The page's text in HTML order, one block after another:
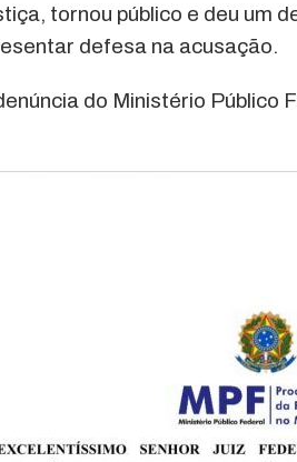
tornou público e deu um
defesa na acusação.
do Ministério Público